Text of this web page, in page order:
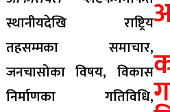
स्थानीयदेखि राष्ट्रिय
तहसम्मका समाचार,
जनचासोका विषय, विकास
निर्माणका गतिविधि,